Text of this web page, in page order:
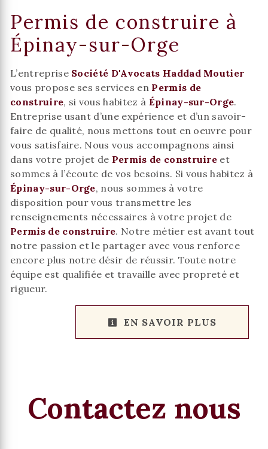
Permis de construire à
Épinay-sur-Orge
L’entreprise Société D'Avocats Haddad Moutier
vous propose ses services en Permis de
construire, si vous habitez à Épinay-sur-Orge.
Entreprise usant d’une expérience et d’un savoir-
faire de qualité, nous mettons tout en oeuvre pour
vous satisfaire. Nous vous accompagnons ainsi
dans votre projet de Permis de construire et
sommes à l’écoute de vos besoins. Si vous habitez à
Épinay-sur-Orge, nous sommes à votre
disposition pour vous transmettre les
renseignements nécessaires à votre projet de
Permis de construire. Notre métier est avant tout
notre passion et le partager avec vous renforce
encore plus notre désir de réussir. Toute notre
équipe est qualifiée et travaille avec propreté et
rigueur.
EN SAVOIR PLUS
Contactez nous